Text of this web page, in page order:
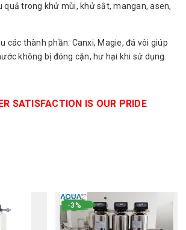
quả trong khử mùi, khử sắt, mangan, asen,
các thành phần: Canxi, Magie, đá vôi giúp
không bị đóng cặn, hư hại khi sử dụng.
SATISFACTION IS OUR PRIDE
-3%